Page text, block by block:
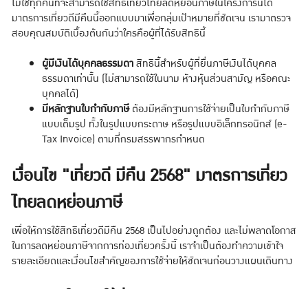
มาตรการเที่ยวดีมีคืนนี้ออกแบบมาเพื่อกลุ่มเป้าหมายที่ชัดเจน เรามาตรวจ
สอบคุณสมบัติเบื้องต้นกันว่าใครคือผู้ที่ได้รับสิทธินี้
ผู้มีเงินได้บุคคลธรรมดาสิทธินี้สำหรับผู้ที่ยื่นภาษีเงินได้บุคคล
ธรรมดาเท่านั้น (ไม่สามารถใช้ในนาม ห้างหุ้นส่วนสามัญ หรือคณะ
บุคคลได้)
มีหลักฐานใบกำกับภาษีต้องมีหลักฐานการใช้จ่ายเป็นใบกำกับภาษี
แบบเต็มรูป ทั้งในรูปแบบกระดาษ หรือรูปแบบอิเล็กทรอนิกส์ (e-
Tax Invoice) ตามที่กรมสรรพากรกำหนด
เงื่อนไข "เที่ยวดี มีคืน 2568" มาตรการเที่ยว
ไทยลดหย่อนภาษี
เพื่อให้การใช้สิทธิเที่ยวดีมีคืน 2568 เป็นไปอย่างถูกต้อง และไม่พลาดโอกาส
ในการลดหย่อนภาษีจากการท่องเที่ยวครั้งนี้ เราจำเป็นต้องทำความเข้าใจ
รายละเอียดและเงื่อนไขสำคัญของการใช้จ่ายให้ชัดเจนก่อนวางแผนเดินทาง